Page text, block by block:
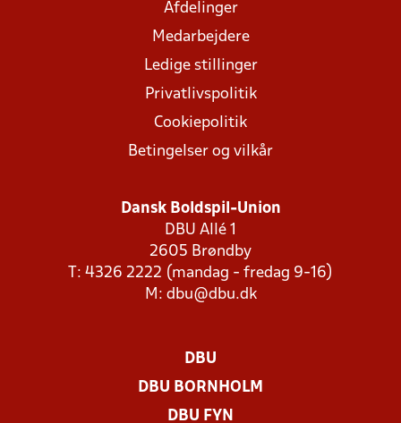
Afdelinger
Medarbejdere
Ledige stillinger
Privatlivspolitik
Cookiepolitik
Betingelser og vilkår
Dansk Boldspil-Union
DBU Allé 1
2605 Brøndby
T: 4326 2222 (mandag - fredag 9-16)
M: dbu@dbu.dk
DBU
DBU BORNHOLM
DBU FYN